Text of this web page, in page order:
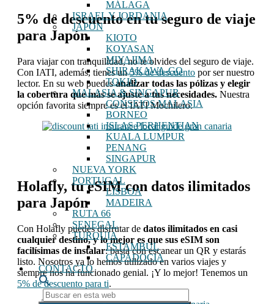
MÁLAGA
ISRAEL Y JORDANIA
JAPÓN
KIOTO
KOYASAN
MIYAJIMA
SHIRAKAWA-GO
TOKIO
MALASIA & SINGAPUR
CONSEJOS MALASIA
BORNEO
ISLAS PERHENTIAN
KUALA LUMPUR
PENANG
SINGAPUR
NUEVA YORK
PORTUGAL
LISBOA
MADEIRA
RUTA 66
SENEGAL
TURQUIA
ESTAMBUL
CAPADOCIA
CONTACTO
Buscar
5% de descuento en tu seguro de viaje
para Japón
Para viajar con tranquilidad, no te olvides del seguro de viaje.
Con IATI, además, tienes un5% de descuento por ser nuestro
lector. En su web puedesanalizar todas las pólizas y elegir
la cobertura que más se ajuste a tus necesidades. Nuestra
opción favorita siempre es el IATI Mochilero.
Holafly, tu eSIM con datos ilimitados
para Japón
Con Holafly puedes disfrutar de datos ilimitados en casi
cualquier destino, y lo mejor es que sus eSIM son
facilísimas de instalar: basta con escanear un QR y estarás
listo. Nosotros ya lo hemos utilizado en varios viajes y
siempre nos ha funcionado genial. ¡Y lo mejor! Tenemos un
5% de descuento para ti.